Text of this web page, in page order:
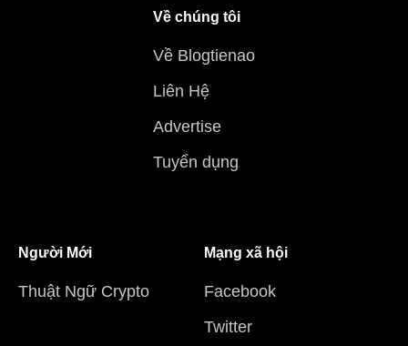
Về chúng tôi
Về Blogtienao
Liên Hệ
Advertise
Tuyển dụng
Người Mới
Thuật Ngữ Crypto
Mạng xã hội
Facebook
Twitter